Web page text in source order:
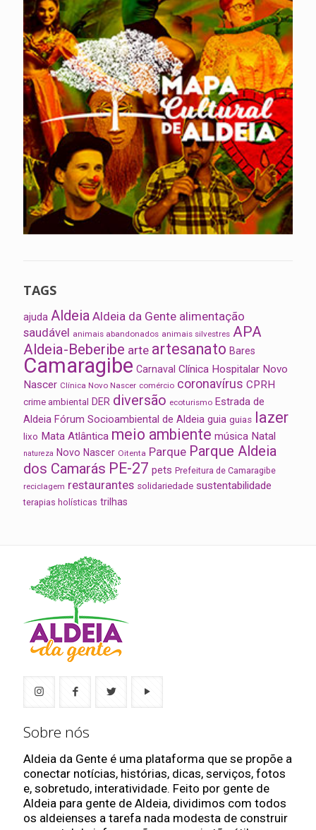
TAGS
ajuda Aldeia Aldeia da Gente alimentação
saudável animais abandonados animais silvestres APA
Aldeia-Beberibe arte artesanato Bares
Camaragibe Carnaval Clínica Hospitalar Novo
Nascer Clínica Novo Nascer comércio coronavírus CPRH
crime ambiental DER diversão ecoturismo Estrada de
Aldeia Fórum Socioambiental de Aldeia guia guias lazer
lixo Mata Atlântica meio ambiente música Natal
natureza Novo Nascer Oitenta Parque Parque Aldeia
dos Camarás PE-27 pets Prefeitura de Camaragibe
reciclagem restaurantes solidariedade sustentabilidade
terapias holísticas trilhas
Sobre nós
Aldeia da Gente é uma plataforma que se propõe a
conectar notícias, histórias, dicas, serviços, fotos
e, sobretudo, interatividade. Feito por gente de
Aldeia para gente de Aldeia, dividimos com todos
os aldeienses a tarefa nada modesta de construir